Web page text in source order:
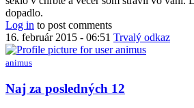
dopadlo.
Log in to post comments
16. február 2015 - 06:51 Trvalý odkaz
animus
Naj za posledných 12